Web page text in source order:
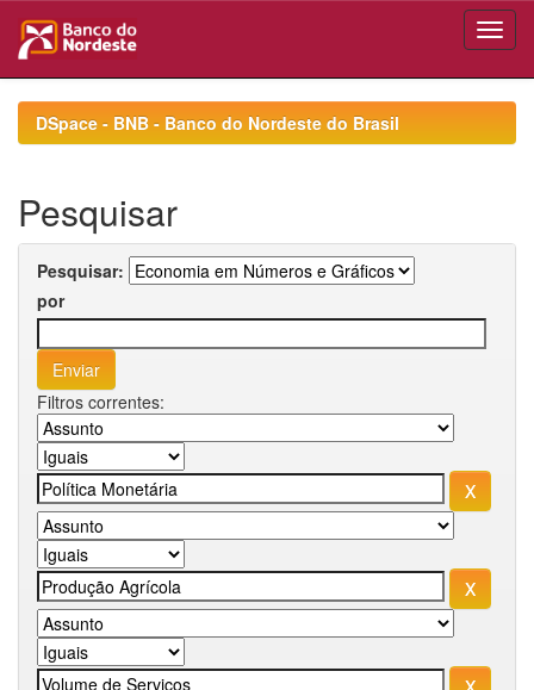
navigationDSpace - BNB - Banco do Nordeste do Brasil
Pesquisar
Pesquisar:
por
Filtros correntes: